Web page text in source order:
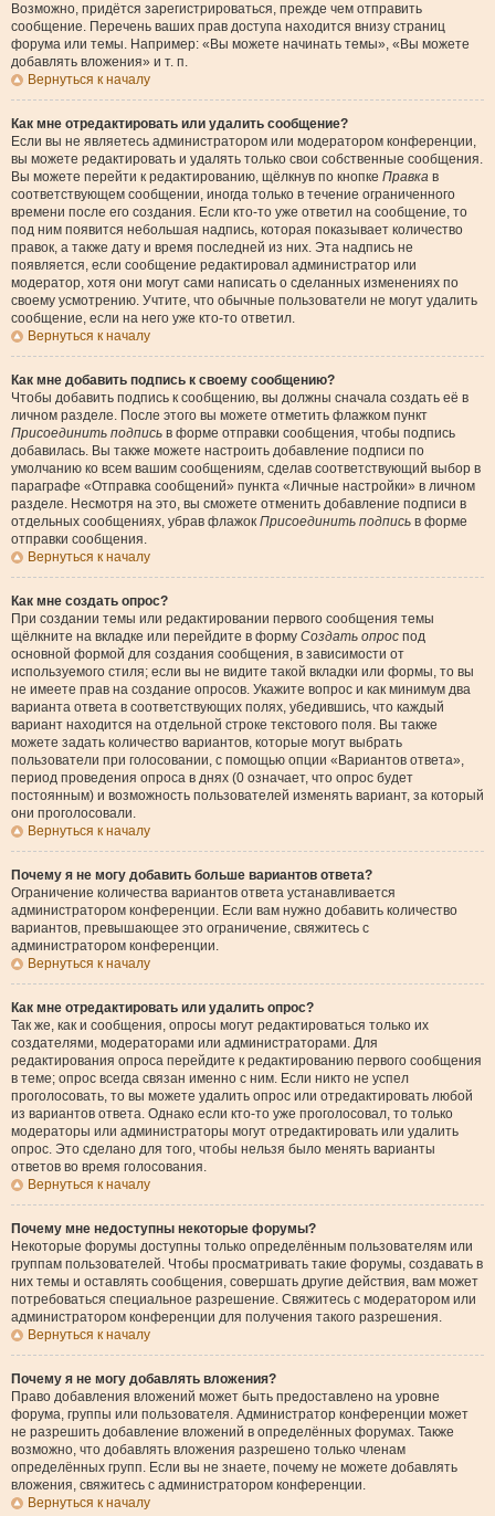
Возможно, придётся зарегистрироваться, прежде чем отправить
сообщение. Перечень ваших прав доступа находится внизу страниц
форума или темы. Например: «Вы можете начинать темы», «Вы можете
добавлять вложения» и т. п.
Вернуться к началу
Как мне отредактировать или удалить сообщение?
Если вы не являетесь администратором или модератором конференции,
вы можете редактировать и удалять только свои собственные сообщения.
Вы можете перейти к редактированию, щёлкнув по кнопке Правка в
соответствующем сообщении, иногда только в течение ограниченного
времени после его создания. Если кто-то уже ответил на сообщение, то
под ним появится небольшая надпись, которая показывает количество
правок, а также дату и время последней из них. Эта надпись не
появляется, если сообщение редактировал администратор или
модератор, хотя они могут сами написать о сделанных изменениях по
своему усмотрению. Учтите, что обычные пользователи не могут удалить
сообщение, если на него уже кто-то ответил.
Вернуться к началу
Как мне добавить подпись к своему сообщению?
Чтобы добавить подпись к сообщению, вы должны сначала создать её в
личном разделе. После этого вы можете отметить флажком пункт
Присоединить подпись в форме отправки сообщения, чтобы подпись
добавилась. Вы также можете настроить добавление подписи по
умолчанию ко всем вашим сообщениям, сделав соответствующий выбор в
параграфе «Отправка сообщений» пункта «Личные настройки» в личном
разделе. Несмотря на это, вы сможете отменить добавление подписи в
отдельных сообщениях, убрав флажок Присоединить подпись в форме
отправки сообщения.
Вернуться к началу
Как мне создать опрос?
При создании темы или редактировании первого сообщения темы
щёлкните на вкладке или перейдите в форму Создать опрос под
основной формой для создания сообщения, в зависимости от
используемого стиля; если вы не видите такой вкладки или формы, то вы
не имеете прав на создание опросов. Укажите вопрос и как минимум два
варианта ответа в соответствующих полях, убедившись, что каждый
вариант находится на отдельной строке текстового поля. Вы также
можете задать количество вариантов, которые могут выбрать
пользователи при голосовании, с помощью опции «Вариантов ответа»,
период проведения опроса в днях (0 означает, что опрос будет
постоянным) и возможность пользователей изменять вариант, за который
они проголосовали.
Вернуться к началу
Почему я не могу добавить больше вариантов ответа?
Ограничение количества вариантов ответа устанавливается
администратором конференции. Если вам нужно добавить количество
вариантов, превышающее это ограничение, свяжитесь с
администратором конференции.
Вернуться к началу
Как мне отредактировать или удалить опрос?
Так же, как и сообщения, опросы могут редактироваться только их
создателями, модераторами или администраторами. Для
редактирования опроса перейдите к редактированию первого сообщения
в теме; опрос всегда связан именно с ним. Если никто не успел
проголосовать, то вы можете удалить опрос или отредактировать любой
из вариантов ответа. Однако если кто-то уже проголосовал, то только
модераторы или администраторы могут отредактировать или удалить
опрос. Это сделано для того, чтобы нельзя было менять варианты
ответов во время голосования.
Вернуться к началу
Почему мне недоступны некоторые форумы?
Некоторые форумы доступны только определённым пользователям или
группам пользователей. Чтобы просматривать такие форумы, создавать в
них темы и оставлять сообщения, совершать другие действия, вам может
потребоваться специальное разрешение. Свяжитесь с модератором или
администратором конференции для получения такого разрешения.
Вернуться к началу
Почему я не могу добавлять вложения?
Право добавления вложений может быть предоставлено на уровне
форума, группы или пользователя. Администратор конференции может
не разрешить добавление вложений в определённых форумах. Также
возможно, что добавлять вложения разрешено только членам
определённых групп. Если вы не знаете, почему не можете добавлять
вложения, свяжитесь с администратором конференции.
Вернуться к началу